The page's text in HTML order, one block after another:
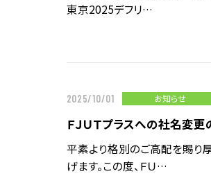
東京2025デフリ…
2025/10/01 お知らせ
ＦＪＵＴプラスへの社名変
平素より格別のご高配を賜り
げます。この度、ＦＵ…